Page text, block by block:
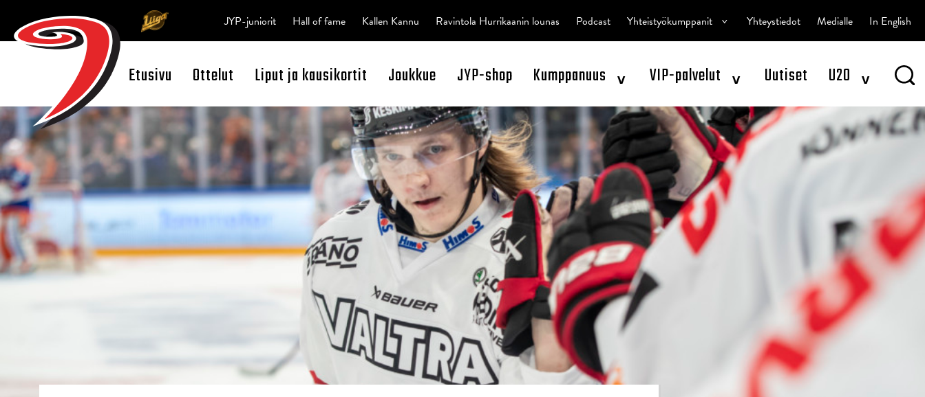
Open Search
Etusivu Ottelut Liput ja kausikortit Joukkue JYP-shop Kumppanuus ^ VIP-palvelut ^ Uutiset U20 ^
JYP-juniorit Hall of fame Kallen Kannu Ravintola Hurrikaanin lounas Podcast Yhteistyökumppanit ^ Yhteystiedot Medialle In English